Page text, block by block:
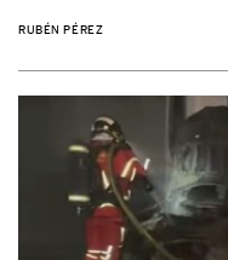
RUBÉN PÉREZ